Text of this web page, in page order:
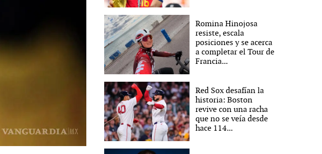
Romina Hinojosa
resiste, escala
posiciones y se acerca
a completar el Tour de
Francia...
Red Sox desafían la
historia: Boston
revive con una racha
que no se veía desde
hace 114...